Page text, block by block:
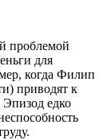
проблемой
для
когда Филип
приводят к
едко